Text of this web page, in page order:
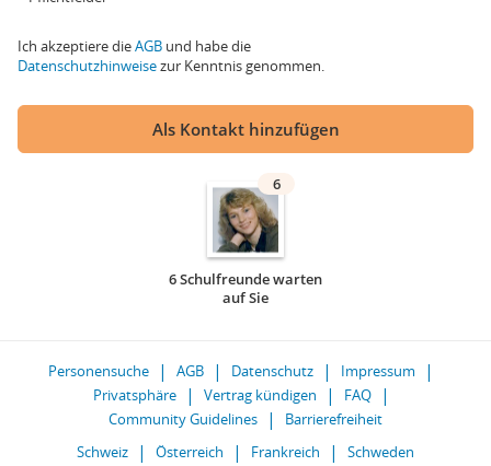
Ich akzeptiere dieAGB und habe die
Datenschutzhinweisezur Kenntnis genommen.
Als Kontakt hinzufügen
6
6 Schulfreunde warten
auf Sie
Personensuche AGB Datenschutz
Impressum
Privatsphäre
Vertrag kündigen
FAQ
Community Guidelines
Barrierefreiheit
Schweiz
Österreich Frankreich Schweden